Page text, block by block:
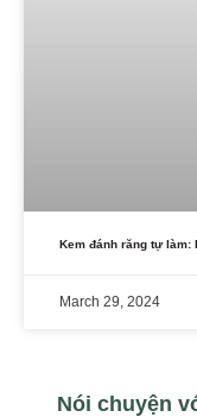
Kem đánh răng tự làm:
March 29, 2024
Nói chuyện